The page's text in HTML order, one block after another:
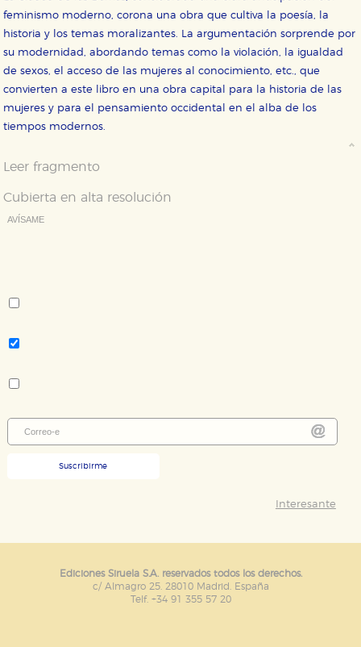
feminismo moderno, corona una obra que cultiva la poesía, la
historia y los temas moralizantes. La argumentación sorprende por
su modernidad, abordando temas como la violación, la igualdad
de sexos, el acceso de las mujeres al conocimiento, etc., que
convierten a este libro en una obra capital para la historia de las
mujeres y para el pensamiento occidental en el alba de los
tiempos modernos.
Leer fragmento
Cubierta en alta resolución
AVÍSAME
Suscribirme
Interesante
Ediciones Siruela S.A. reservados todos los derechos.
c/ Almagro 25. 28010 Madrid. España
Telf. +34 91 355 57 20
vez que nos visita. La información es agregada y, por lo
Cookies de publicidad y redes sociales
Estas cookies son gestionadas por nuestros socios
publicitarios y se utilizan para mostrar publicidad
relevante para sus intereses en otros sitios. No
almacenan directamente información personal sino
que se basan en la identificación única de su
navegador y dispositivo de internet.
GUARDAR CONFIGURACIÓN